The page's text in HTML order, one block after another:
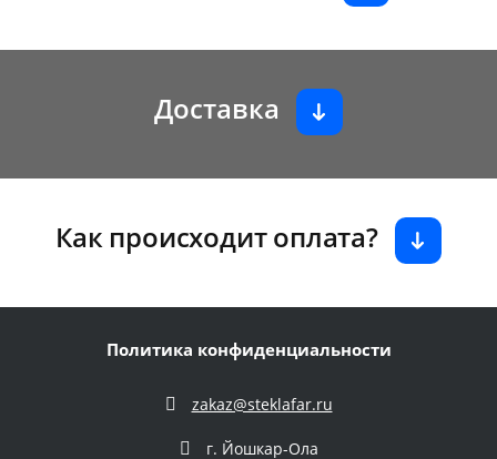
Доставка
Как происходит оплата?
Политика конфиденциальности
zakaz@steklafar.ru
г. Йошкар-Ола